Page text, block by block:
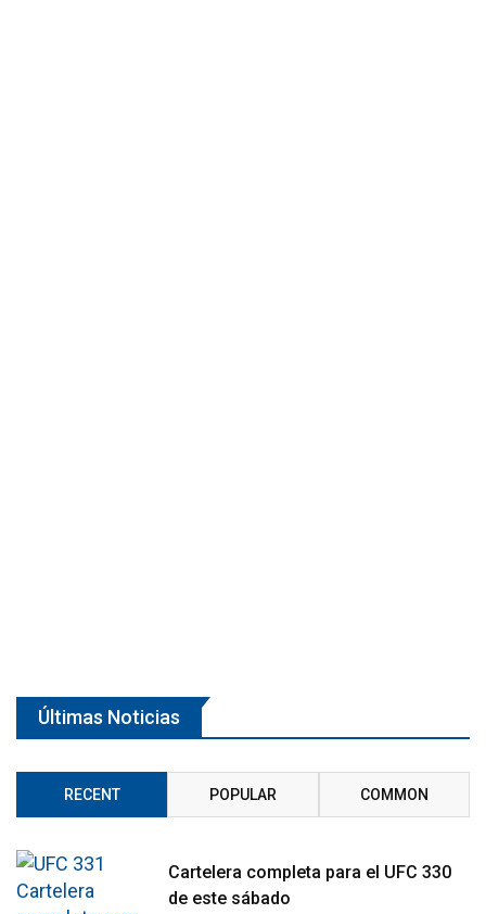
Últimas Noticias
RECENT POPULAR COMMON
Cartelera completa para el UFC 330
de este sábado